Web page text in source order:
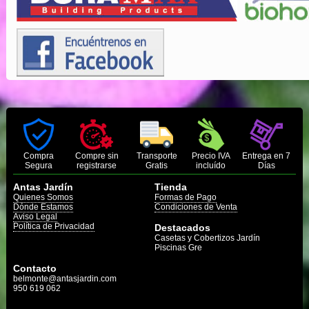
Compra
Segura
Compre sin
registrarse
Transporte
Gratis
Precio IVA
incluído
Entrega en 7
Días
Antas Jardín
Quienes Somos
Dónde Estamos
Aviso Legal
Política de Privacidad
Tienda
Formas de Pago
Condiciones de Venta
Destacados
Casetas y Cobertizos Jardín
Piscinas Gre
Contacto
belmonte@antasjardin.com
950 619 062